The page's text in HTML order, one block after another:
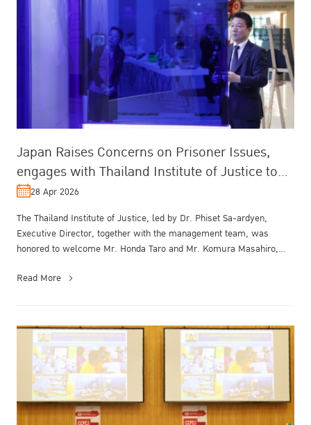
Japan Raises Concerns on Prisoner Issues,
engages with Thailand Institute of Justice to
Support Reintegration and Reduce...
28 Apr 2026
The Thailand Institute of Justice, led by Dr. Phiset Sa-ardyen,
Executive Director, together with the management team, was
honored to welcome Mr. Honda Taro and Mr. Komura Masahiro,
Read More